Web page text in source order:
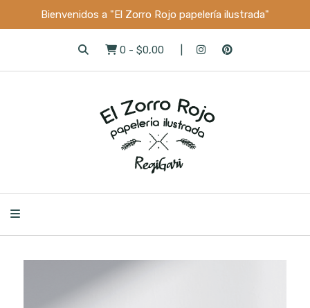
Bienvenidos a "El Zorro Rojo papelería ilustrada"
0 - $0,00